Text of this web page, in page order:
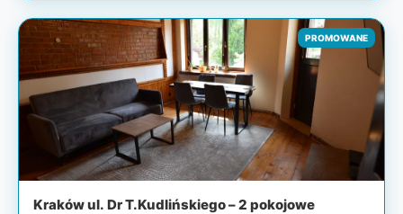
PROMOWANE
Kraków ul. Dr T.Kudlińskiego – 2 pokojowe